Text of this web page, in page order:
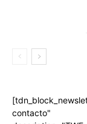
contacto"